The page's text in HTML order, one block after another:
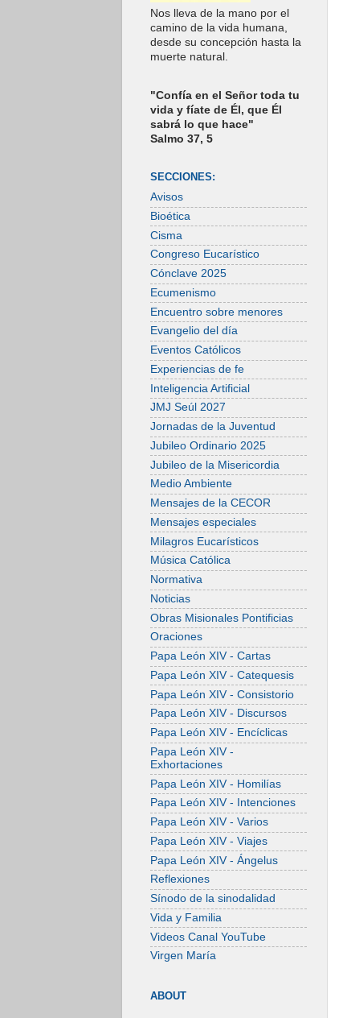
Nos lleva de la mano por el
camino de la vida humana,
desde su concepción hasta la
muerte natural.
"Confía en el Señor toda tu
vida y fíate de Él, que Él
sabrá lo que hace"
Salmo 37, 5
SECCIONES:
Avisos
Bioética
Cisma
Congreso Eucarístico
Cónclave 2025
Ecumenismo
Encuentro sobre menores
Evangelio del día
Eventos Católicos
Experiencias de fe
Inteligencia Artificial
JMJ Seúl 2027
Jornadas de la Juventud
Jubileo Ordinario 2025
Jubileo de la Misericordia
Medio Ambiente
Mensajes de la CECOR
Mensajes especiales
Milagros Eucarísticos
Música Católica
Normativa
Noticias
Obras Misionales Pontificias
Oraciones
Papa León XIV - Cartas
Papa León XIV - Catequesis
Papa León XIV - Consistorio
Papa León XIV - Discursos
Papa León XIV - Encíclicas
Papa León XIV -
Exhortaciones
Papa León XIV - Homilías
Papa León XIV - Intenciones
Papa León XIV - Varios
Papa León XIV - Viajes
Papa León XIV - Ángelus
Reflexiones
Sínodo de la sinodalidad
Vida y Familia
Videos Canal YouTube
Virgen María
ABOUT